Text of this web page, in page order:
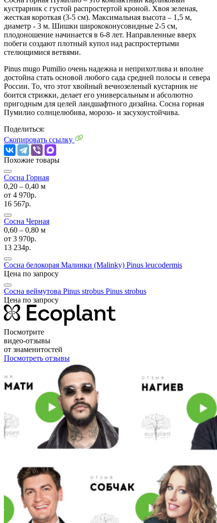
кустрарник с густой распростертой кроной. Хвоя зеленая,
жесткая короткая (3-5 см). Максимальная высота – 1,5 м,
диаметр - 3 м. Шишки ширококонусовидные 2-5 см,
плодоношение начинается в 6-8 лет. Направленные вверх
побеги создают плотный купол над распростертыми
стелющимися ветвями.
Pinus mugo Pumilio очень надежна и неприхотлива и вполне
достойна стать основой любого сада средней полосы и севера
России. То, что этот хвойный вечнозеленый кустарник не
боится стрижки, делает его универсальным и абсолютно
пригодным для целей ландшафтного дизайна. Сосна горная
Пумилио солнцелюбива, морозо- и засухоустойчива.
Поделиться:
Скопировать ссылку
Похожие товары
Сосна Горная
0,20 ‒ 0,40 м
от 4 970р.
16 567р.
Сосна Черная
0,60 ‒ 0,80 м
от 3 970р.
13 234р.
Сосна белокорая Малинки (Malinky) Pinus leucodermis
Цена по запросу
Сосна веймутова Pinus strobus Pinus strobus
Цена по запросу
Посмотрите
видео-отзывы
от знаменитостей
Посмотреть отзывы